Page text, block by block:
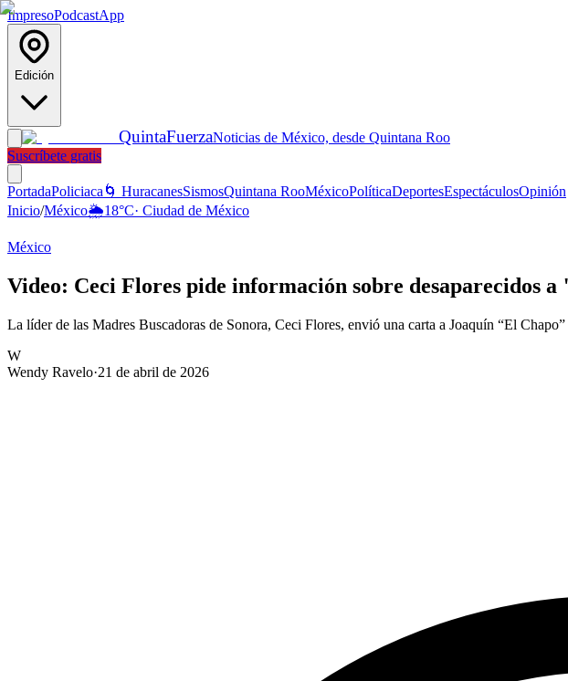
ImpresoPodcastApp
Edición
QuintaFuerzaNoticias de México, desde Quintana Roo
Suscríbete gratis
PortadaPoliciaca 🌀 HuracanesSismosQuintana RooMéxicoPolíticaDeportesEspectáculosOpinión
Inicio/México🌦️18°C· Ciudad de México
México
Video: Ceci Flores pide información sobre desaparecidos
La líder de las Madres Buscadoras de Sonora, Ceci Flores, envió una carta a Joaquín “El
W
Wendy Ravelo·21 de abril de 2026